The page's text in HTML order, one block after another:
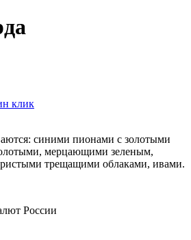
клик
синими пионами с золотыми
мерцающими зеленым,
трещащими облаками, ивами.
России